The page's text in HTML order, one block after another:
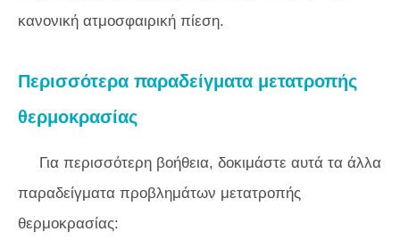
κανονική ατμοσφαιρική πίεση.
Περισσότερα παραδείγματα μετατροπής
θερμοκρασίας
Για περισσότερη βοήθεια, δοκιμάστε αυτά τα άλλα
παραδείγματα προβλημάτων μετατροπής
θερμοκρασίας: